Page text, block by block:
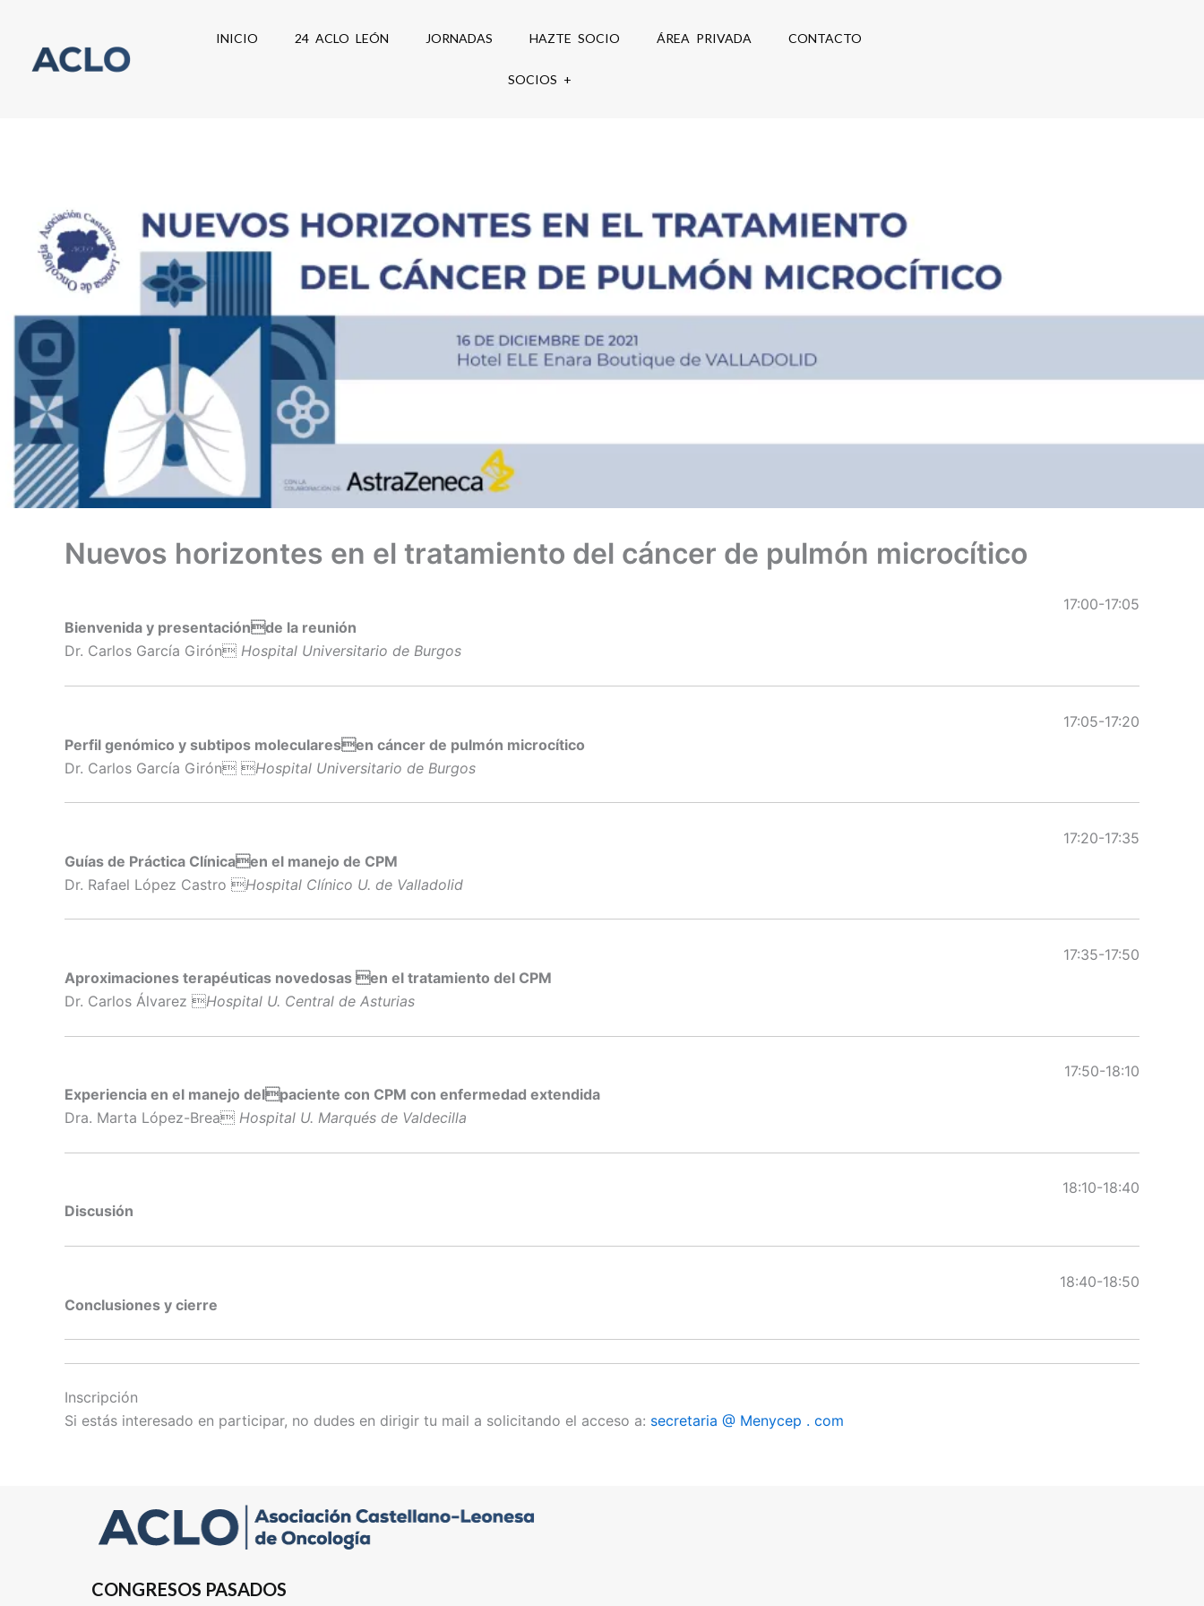
contenido
INICIO 24 ACLO LEÓN JORNADAS HAZTE SOCIO ÁREA PRIVADA CONTACTO
SOCIOS +
Nuevos horizontes en el tratamiento del cáncer de pulmón microcítico
17:00-17:05
Bienvenida y presentaciónde la reunión
Dr. Carlos García Girón Hospital Universitario de Burgos
17:05-17:20
Perfil genómico y subtipos molecularesen cáncer de pulmón microcítico
Dr. Carlos García Girón Hospital Universitario de Burgos
17:20-17:35
Guías de Práctica Clínicaen el manejo de CPM
Dr. Rafael López Castro Hospital Clínico U. de Valladolid
17:35-17:50
Aproximaciones terapéuticas novedosas en el tratamiento del CPM
Dr. Carlos Álvarez Hospital U. Central de Asturias
17:50-18:10
Experiencia en el manejo delpaciente con CPM con enfermedad extendida
Dra. Marta López-Brea Hospital U. Marqués de Valdecilla
18:10-18:40
Discusión
18:40-18:50
Conclusiones y cierre
Inscripción
Si estás interesado en participar, no dudes en dirigir tu mail a solicitando el acceso a: secretaria @ Menycep . com
CONGRESOS PASADOS